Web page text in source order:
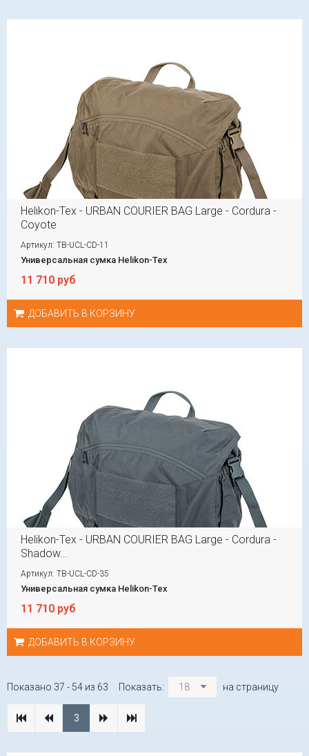
Helikon-Tex - URBAN COURIER BAG Large - Cordura -
Coyote
Артикул: TB-UCL-CD-11
Универсальная сумка Helikon-Tex
11 710 руб
ДОБАВИТЬ В КОРЗИНУ
Helikon-Tex - URBAN COURIER BAG Large - Cordura -
Shadow...
Артикул: TB-UCL-CD-35
Универсальная сумка Helikon-Tex
11 710 руб
ДОБАВИТЬ В КОРЗИНУ
Показано 37 - 54 из 63 Показать: 18 на страницу
3